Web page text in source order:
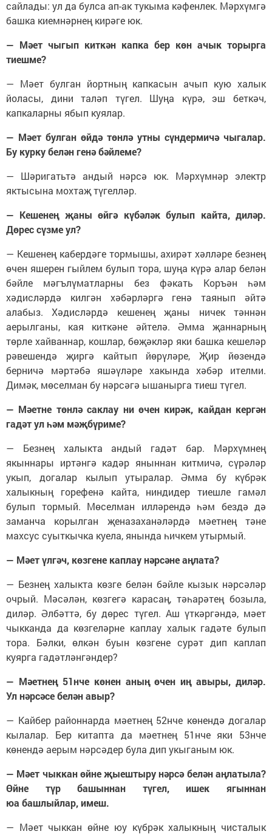
сайлады: ул да булса ап-ак тукыма кәфенлек. Мәрхүмгә
башка киемнәрнең кирәге юк.
— Мәет чыгып киткән капка бер көн ачык торырга
тиешме?
— Мәет булган йортның капкасын ачып кую халык
йоласы, дини таләп түгел. Шуңа күрә, эш беткәч,
капкаларны ябып куялар.
— Мәет булган өйдә төнлә утны сүндермичә чыгалар.
Бу курку белән генә бәйлеме?
— Шәригатьтә андый нәрсә юк. Мәрхүмнәр электр
яктысына мохтаҗ түгелләр.
— Кешенең җаны өйгә күбәләк булып кайта, диләр.
Дөрес сүзме ул?
— Кешенең кабердәге тормышы, ахирәт хәлләре безнең
өчен яшерен гыйлем булып тора, шуңа күрә алар белән
бәйле мәгълүматларны без фәкать Коръән һәм
хәдисләрдә килгән хәбәрләргә генә таянып әйтә
алабыз. Хәдисләрдә кешенең җаны ничек тәннән
аерылганы, кая киткәне әйтелә. Әмма җаннарның
төрле хайваннар, кошлар, бөҗәкләр яки башка кешеләр
рәвешендә җиргә кайтып йөрүләре, Җир йөзендә
берничә мәртәбә яшәүләре хакында хәбәр ителми.
Димәк, мөселман бу нәрсәгә ышанырга тиеш түгел.
— Мәетне төнлә саклау ни өчен кирәк, кайдан кергән
гадәт ул һәм мәҗбүриме?
— Безнең халыкта андый гадәт бар. Мәрхүмнең
якыннары иртәнгә кадәр яныннан китмичә, сүрәләр
укып, догалар кылып утыралар. Әмма бу күбрәк
халыкның горефенә кайта, ниндидер тиешле гамәл
булып тормый. Мөселман илләрендә һәм бездә дә
заманча корылган җеназаханәләрдә мәетнең тәне
махсус суыткычка куела, янында һичкем утырмый.
— Мәет үлгәч, көзгене каплау нәрсәне аңлата?
— Безнең халыкта көзге белән бәйле кызык нәрсәләр
очрый. Мәсәлән, көзгегә карасаң, тәһарәтең бозыла,
диләр. Әлбәттә, бу дөрес түгел. Аш үткәргәндә, мәет
чыкканда да көзгеләрне каплау халык гадәте булып
тора. Бәлки, өлкән буын көзгене сурәт дип каплап
куярга гадәтләнгәндер?
— Мәетнең 51нче көнен аның өчен иң авыры, диләр.
Ул нәрсәсе белән авыр?
— Кайбер районнарда мәетнең 52нче көнендә догалар
кылалар. Бер китапта да мәетнең 51нче яки 53нче
көнендә аерым нәрсәдер була дип укыганым юк.
— Мәет чыккан өйне җыештыру нәрсә белән аңлатыла?
Өйне түр башыннан түгел, ишек ягыннан
юа башлыйлар, имеш.
— Мәет чыккан өйне юу күбрәк халыкның чисталык